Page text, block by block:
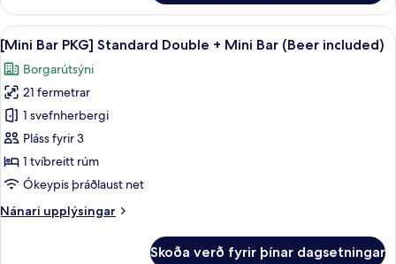
Check-
out
18:00)
Hours
Stay]
Family
Room
(Check-
in
12:00
Check-
out
18:00)
Skoða
allar
myndir
fyrir
[Mini
Bar
PKG]
Standard
Double
+
Rúmföt af bestu gerð, dúnsængur,
6
[Mini Bar PKG] Standard Double + Mini Bar (Beer included)
Borgarútsýni
21 fermetrar
1 svefnherbergi
Pláss fyrir 3
1 tvíbreitt rúm
Ókeypis þráðlaust net
Nánari upplýsingar
Nánari
Skoða verð fyrir þínar dagsetningar